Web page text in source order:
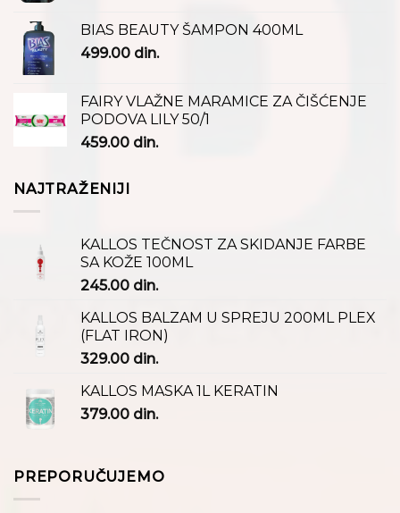
BIAS BEAUTY ŠAMPON 400ML
499.00 din.
FAIRY VLAŽNE MARAMICE ZA ČIŠĆENJE
PODOVA LILY 50/1
459.00 din.
NAJTRAŽENIJI
KALLOS TEČNOST ZA SKIDANJE FARBE
SA KOŽE 100ML
245.00 din.
KALLOS BALZAM U SPREJU 200ML PLEX
(FLAT IRON)
329.00 din.
KALLOS MASKA 1L KERATIN
379.00 din.
PREPORUČUJEMO